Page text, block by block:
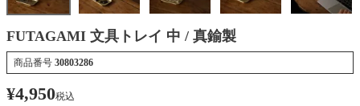
FUTAGAMI 文具トレイ 中 / 真鍮製
商品番号 30803286
¥4,950税込